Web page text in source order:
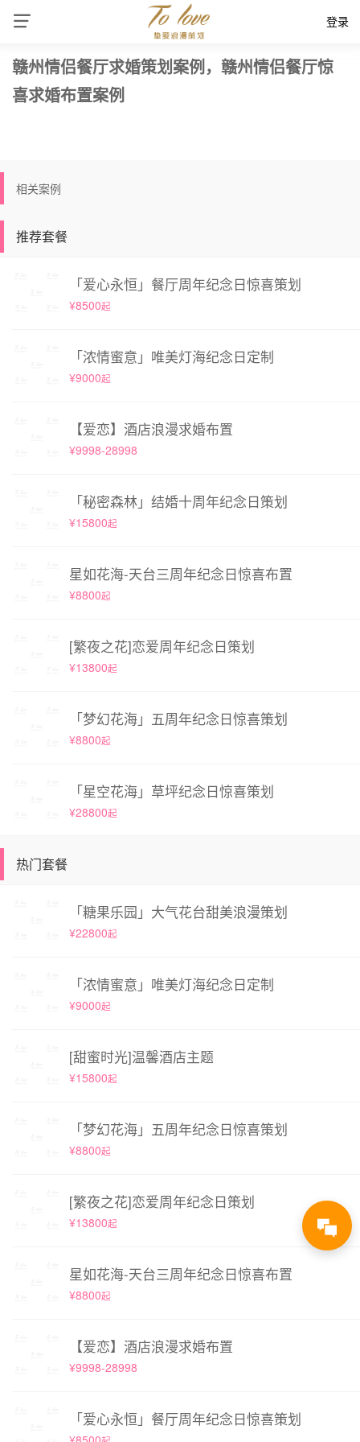
登录
赣州情侣餐厅求婚策划案例，赣州情侣餐厅惊
喜求婚布置案例
相关案例
推荐套餐
「爱心永恒」餐厅周年纪念日惊喜策划
¥8500起
「浓情蜜意」唯美灯海纪念日定制
¥9000起
【爱恋】酒店浪漫求婚布置
¥9998-28998
「秘密森林」结婚十周年纪念日策划
¥15800起
星如花海-天台三周年纪念日惊喜布置
¥8800起
[繁夜之花]恋爱周年纪念日策划
¥13800起
「梦幻花海」五周年纪念日惊喜策划
¥8800起
「星空花海」草坪纪念日惊喜策划
¥28800起
热门套餐
「糖果乐园」大气花台甜美浪漫策划
¥22800起
「浓情蜜意」唯美灯海纪念日定制
¥9000起
[甜蜜时光]温馨酒店主题
¥15800起
「梦幻花海」五周年纪念日惊喜策划
¥8800起
[繁夜之花]恋爱周年纪念日策划
¥13800起
星如花海-天台三周年纪念日惊喜布置
¥8800起
【爱恋】酒店浪漫求婚布置
¥9998-28998
「爱心永恒」餐厅周年纪念日惊喜策划